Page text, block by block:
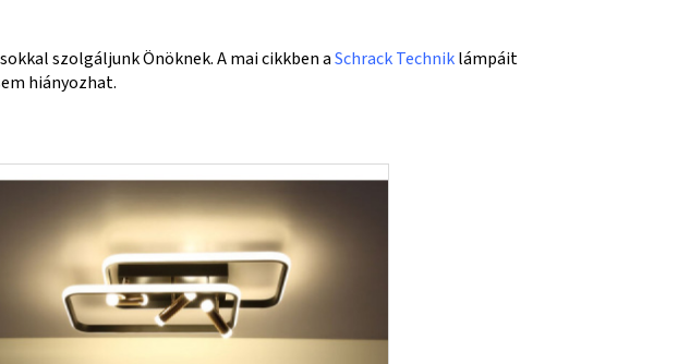
szolgáljunk Önöknek. A mai cikkben aSchrack Techniklámpáit
hiányozhat.